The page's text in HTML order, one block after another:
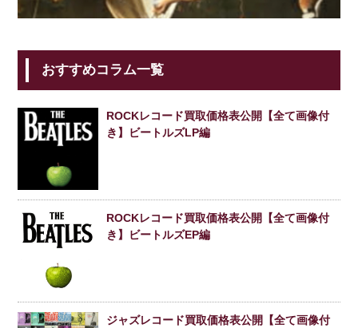
おすすめコラム一覧
ROCKレコード買取価格表公開【全て画像付
き】ビートルズLP編
ROCKレコード買取価格表公開【全て画像付
き】ビートルズEP編
ジャズレコード買取価格表公開【全て画像付